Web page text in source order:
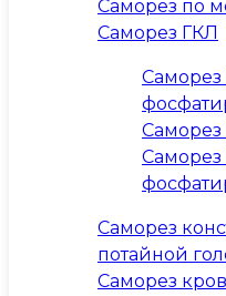
Саморез по
Саморез ГКЛ
Саморез
Саморез
потайной
Саморез